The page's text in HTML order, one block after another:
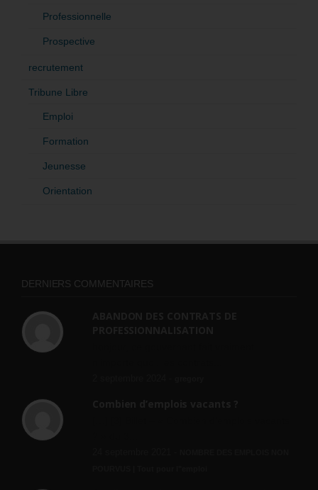
Professionnelle
Prospective
recrutement
Tribune Libre
Emploi
Formation
Jeunesse
Orientation
DERNIERS COMMENTAIRES